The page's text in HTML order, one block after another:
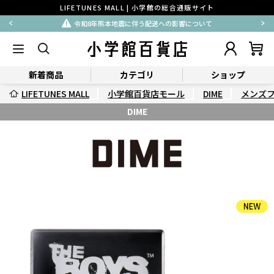
LIFETUNES MALL | 小学館の総合通販サイト
令和8年熊本地震に伴う配送への影響について
新着商品 カテゴリ
ショップ
LIFETUNES MALL
小学館百貨店モール DIME
メンズ
DIME